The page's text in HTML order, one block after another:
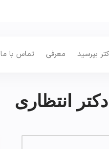
بپرسید معرفی تماس با ما
انتظاری